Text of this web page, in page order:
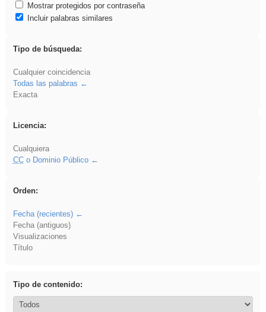
Mostrar protegidos por contraseña
Incluir palabras similares
Tipo de búsqueda:
Cualquier coincidencia
Todas las palabras
Exacta
Licencia:
Cualquiera
CCo Dominio Público
Orden:
Fecha (recientes)
Fecha (antiguos)
Visualizaciones
Título
Tipo de contenido: